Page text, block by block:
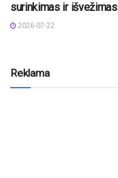
surinkimas ir išvežimas
2026-07-22
Reklama